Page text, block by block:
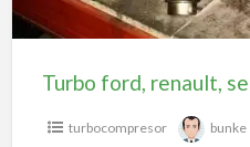
san
martin
vega
turbocompresor bunke